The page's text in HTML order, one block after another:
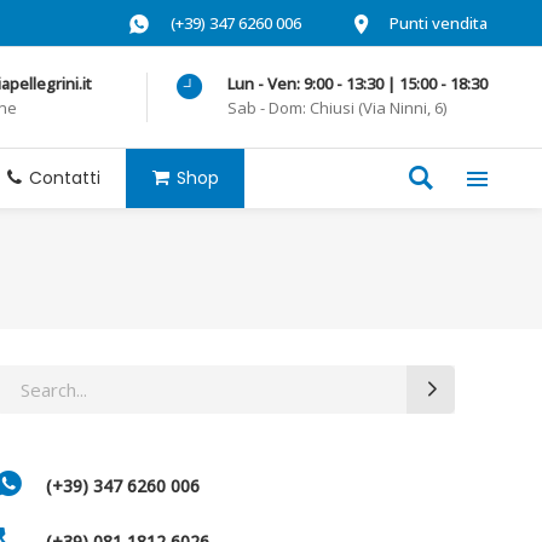
(+39) 347 6260 006 Punti vendita
Lun - Ven: 9:00 - 13:30 | 15:00 - 18:30
Sab - Dom: Chiusi (Via Ninni, 6)
Contatti Shop
(+39) 347 6260 006